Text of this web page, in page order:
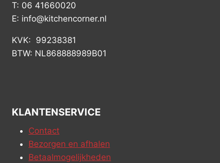
T: 06 41660020
E: info@kitchencorner.nl
KVK: 99238381
BTW: NL868888989B01
KLANTENSERVICE
Contact
Bezorgen en afhalen
Betaalmogelijkheden